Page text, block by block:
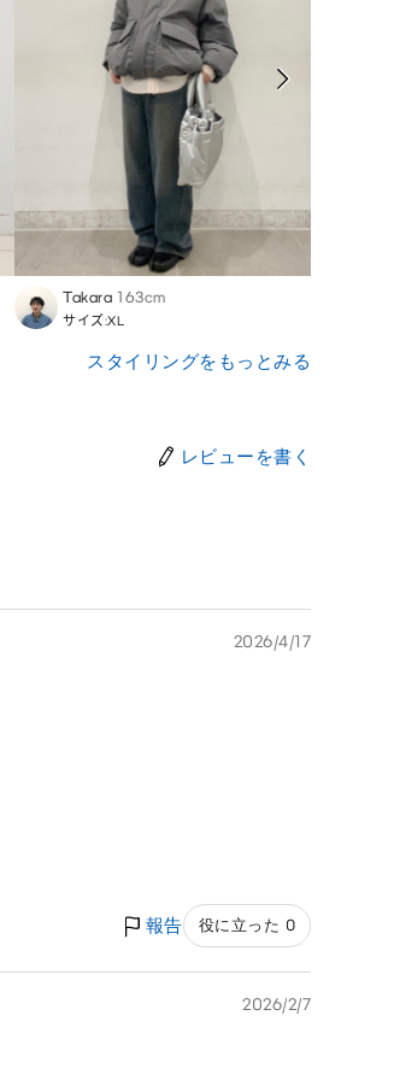
Takara 163cm
サイズ:XL
スタイリングをもっとみる
レビューを書く
2026/4/17
報告 役に立った 0
2026/2/7